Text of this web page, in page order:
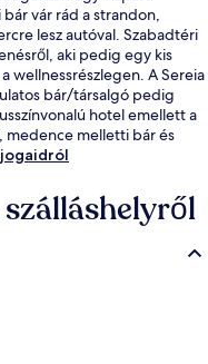
vár rád a strandon,
lesz autóval. Szabadtéri
aki pedig egy kis
wellnessrészlegen. A Sereia
bár/társalgó pedig
hotel emellett a
medence melletti bár és
következő